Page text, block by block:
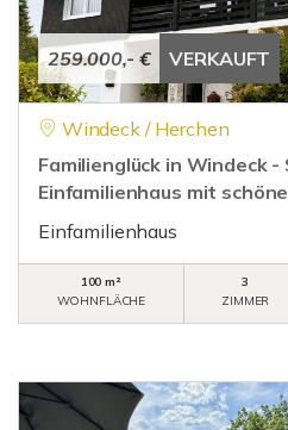
259.000,- € VERKAUFT
Windeck / Herchen
Familienglück in Windeck -
Einfamilienhaus mit
Einfamilienhaus
100 m²
WOHNFLÄCHE
3
ZIMMER